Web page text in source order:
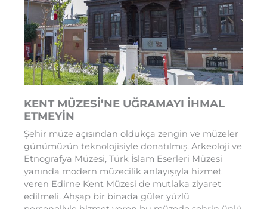
KENT MÜZESİ’NE UĞRAMAYI İHMAL
ETMEYİN
Şehir müze açısından oldukça zengin ve müzeler
günümüzün teknolojisiyle donatılmış. Arkeoloji ve
Etnografya Müzesi, Türk İslam Eserleri Müzesi
yanında modern müzecilik anlayışıyla hizmet
veren Edirne Kent Müzesi de mutlaka ziyaret
edilmeli. Ahşap bir binada güler yüzlü